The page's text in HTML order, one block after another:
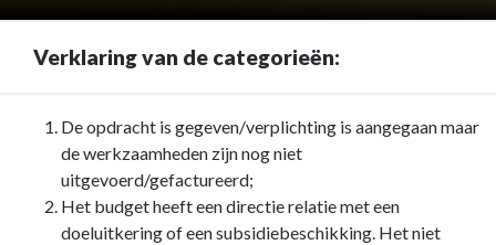
Verklaring van de categorieën:
navigatie
Budgetoverhevelingen
De opdracht is gegeven/verplichting is aangegaan maar
de werkzaamheden zijn nog niet
uitgevoerd/gefactureerd;
Het budget heeft een directie relatie met een
doeluitkering of een subsidiebeschikking. Het niet